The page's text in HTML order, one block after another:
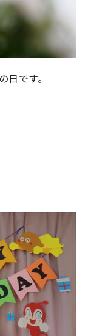
です。